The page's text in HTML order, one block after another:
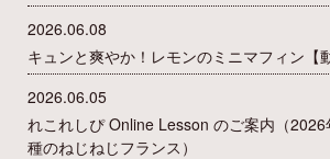
2026.06.08
キュンと爽やか！レモンのミニマフィン【
2026.06.05
れこれしぴ Online Lesson のご案内（2026
種のねじねじフランス）